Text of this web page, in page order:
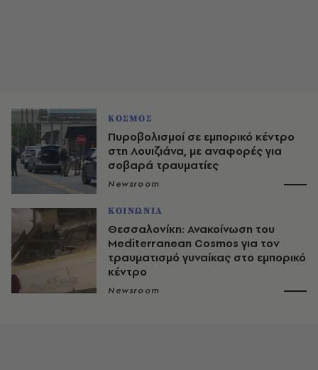
ΚΟΣΜΟΣ
Πυροβολισμοί σε εμπορικό κέντρο
στη Λουιζιάνα, με αναφορές για
σοβαρά τραυματίες
Newsroom
ΚΟΙΝΩΝΙΑ
Θεσσαλονίκη: Ανακοίνωση του
Mediterranean Cosmos για τον
τραυματισμό γυναίκας στο εμπορικό
κέντρο
Newsroom